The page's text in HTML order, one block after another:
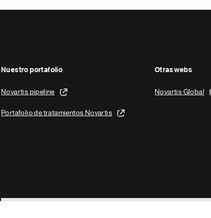
Nuestro portafolio
Novartis pipeline
Portafolio de tratamientos Novartis
Otras webs
Novartis Global
Footer Site Search